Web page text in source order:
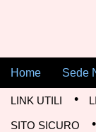
Main menu
Skip to content
Home Sede
LINK UTILI
SITO SICURO